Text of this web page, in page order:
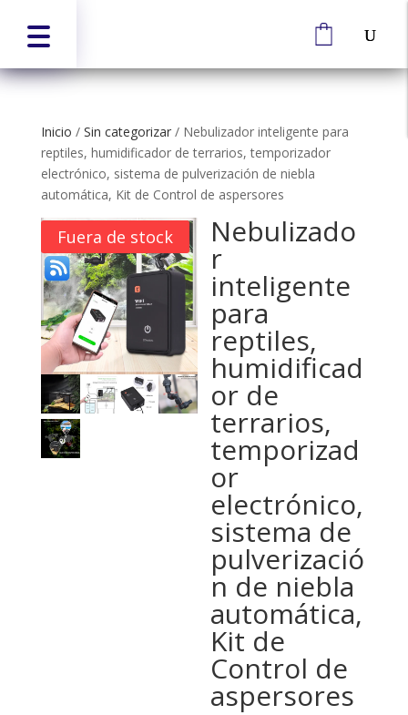
Inicio / Sin categorizar/ Nebulizador inteligente para
reptiles, humidificador de terrarios, temporizador
electrónico, sistema de pulverización de niebla
automática, Kit de Control de aspersores
Fuera de stock Nebulizado
r
inteligente
para
reptiles,
humidificad
or de
terrarios,
temporizad
or
electrónico,
sistema de
pulverizació
n de niebla
automática,
Kit de
Control de
aspersores